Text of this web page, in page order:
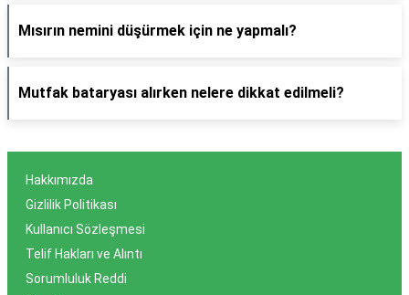
Mısırın nemini düşürmek için ne yapmalı?
Mutfak bataryası alırken nelere dikkat edilmeli?
Hakkımızda
Gizlilik Politikası
Kullanıcı Sözleşmesi
Telif Hakları ve Alıntı
Sorumluluk Reddi